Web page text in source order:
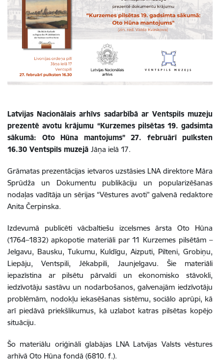
Latvijas Nacionālais arhīvs sadarbībā ar Ventspils muzeju
prezentē avotu krājumu “Kurzemes pilsētas 19. gadsimta
sākumā: Oto Hūna mantojums” 27. februārī pulksten
16.30 Ventspils muzejā Jāņa ielā 17.
Grāmatas prezentācijas ietvaros uzstāsies LNA direktore Māra
Sprūdža un Dokumentu publikāciju un popularizēšanas
nodaļas vadītāja un sērijas “Vēstures avoti” galvenā redaktore
Anita Čerpinska.
Izdevumā publicēti vācbaltiešu izcelsmes ārsta Oto Hūna
(1764–1832) apkopotie materiāli par 11 Kurzemes pilsētām –
Jelgavu, Bausku, Tukumu, Kuldīgu, Aizputi, Pilteni, Grobiņu,
Liepāju, Ventspili, Jēkabpili, Jaunjelgavu. Šie materiāli
iepazīstina ar pilsētu pārvaldi un ekonomisko stāvokli,
iedzīvotāju sastāvu un nodarbošanos, galvenajām iedzīvotāju
problēmām, nodokļu iekasēšanas sistēmu, sociālo aprūpi, kā
arī piedāvā priekšlikumus, kā uzlabot katras pilsētas kopējo
situāciju.
Šo materiālu oriģināli glabājas LNA Latvijas Valsts vēstures
arhīvā Oto Hūna fondā (6810. f.).